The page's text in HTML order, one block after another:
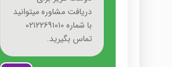
دریافت مشاوره میتوانید
با شماره ۰۲۱۲۲۶۹۱۰۱۰
تماس بگیرید.